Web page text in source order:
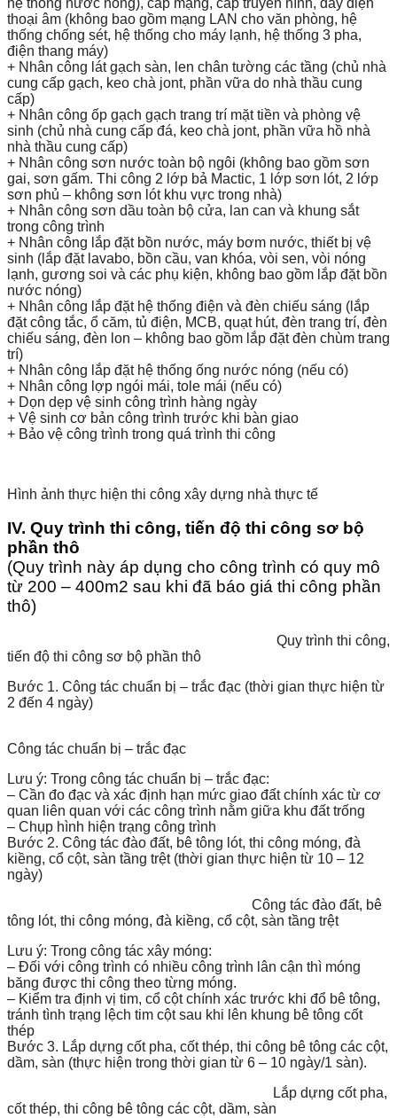
thoại âm (không bao gồm mạng LAN cho văn phòng, hệ
thống chống sét, hệ thống cho máy lạnh, hệ thống 3 pha,
điện thang máy)
+ Nhân công lát gạch sàn, len chân tường các tầng (chủ nhà
cung cấp gạch, keo chà jont, phần vữa do nhà thầu cung
cấp)
+ Nhân công ốp gạch gạch trang trí mặt tiền và phòng vệ
sinh (chủ nhà cung cấp đá, keo chà jont, phần vữa hồ nhà
nhà thầu cung cấp)
+ Nhân công sơn nước toàn bộ ngôi (không bao gồm sơn
gai, sơn gấm. Thi công 2 lớp bả Mactic, 1 lớp sơn lót, 2 lớp
sơn phủ – không sơn lót khu vực trong nhà)
+ Nhân công sơn dầu toàn bộ cửa, lan can và khung sắt
trong công trình
+ Nhân công lắp đặt bồn nước, máy bơm nước, thiết bị vệ
sinh (lắp đặt lavabo, bồn cầu, van khóa, vòi sen, vòi nóng
lạnh, gương soi và các phụ kiện, không bao gồm lắp đặt bồn
nước nóng)
+ Nhân công lắp đặt hệ thống điện và đèn chiếu sáng (lắp
đặt công tắc, ổ căm, tủ điện, MCB, quạt hút, đèn trang trí, đèn
chiếu sáng, đèn lon – không bao gồm lắp đặt đèn chùm trang
trí)
+ Nhân công lắp đặt hệ thống ống nước nóng (nếu có)
+ Nhân công lợp ngói mái, tole mái (nếu có)
+ Dọn dẹp vệ sinh công trình hàng ngày
+ Vệ sinh cơ bản công trình trước khi bàn giao
+ Bảo vệ công trình trong quá trình thi công
Hình ảnh thực hiện thi công xây dựng nhà thực tế
IV. Quy trình thi công, tiến độ thi công sơ bộ
phần thô
(Quy trình này áp dụng cho công trình có quy mô
từ 200 – 400m2 sau khi đã báo giá thi công phần
thô)
Quy trình thi công,
tiến độ thi công sơ bộ phần thô
Bước 1. Công tác chuẩn bị – trắc đạc (thời gian thực hiện từ
2 đến 4 ngày)
Công tác chuẩn bị – trắc đạc
Lưu ý: Trong công tác chuẩn bị – trắc đạc:
– Cần đo đạc và xác định hạn mức giao đất chính xác từ cơ
quan liên quan với các công trình nằm giữa khu đất trống
– Chụp hình hiện trạng công trình
Bước 2. Công tác đào đất, bê tông lót, thi công móng, đà
kiềng, cổ cột, sàn tầng trệt (thời gian thực hiện từ 10 – 12
ngày)
Công tác đào đất, bê
tông lót, thi công móng, đà kiềng, cổ cột, sàn tầng trệt
Lưu ý: Trong công tác xây móng:
– Đối với công trình có nhiều công trình lân cận thì móng
băng được thi công theo từng móng.
– Kiểm tra định vị tim, cổ cột chính xác trước khi đổ bê tông,
tránh tình trạng lệch tim cột sau khi lên khung bê tông cốt
thép
Bước 3. Lắp dựng cốt pha, cốt thép, thi công bê tông các cột,
dầm, sàn (thực hiện trong thời gian từ 6 – 10 ngày/1 sàn).
Lắp dựng cốt pha,
cốt thép, thi công bê tông các cột, dầm, sàn